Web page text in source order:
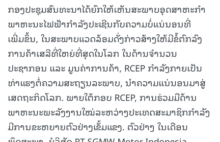
ກອງປະຊຸມສົນທະນາໄດ້ຍົກໃຫ້ເຫັນສະພາບອຸດສາຫະກຳ
ພາຫະນະໄຟຟ້າກໍາລັງປະເຊີນກັບຄວາມບໍ່ແນ່ນອນທີ່
ເພີ່ມຂຶ້ນ, ໃນສະພາບແວດລ້ອມດັ່ງກ່າວສ້າງໃຫ້ມີຂໍ້ຕົກລົງ
ການຄ້າເສລີທີ່ໃຫຍ່ທີ່ສຸດໃນໂລກ ໃນດ້ານຈໍານວນ
ປະຊາກອນ ແລະ ມູນຄ່າການຄ້າ, RCEP ກຳລັງກາຍເປັນ
ທ່າແຮງຕໍ່ຄວາມສະຖຽນລະພາບ, ນຳຄວາມແນ່ນອນມາສູ່
ເສດຖະກິດໂລກ. ພາຍໃຕ້ກອບ RCEP, ການຮ່ວມມືດ້ານ
ພາຫະນະພະລັງງານໃໝ່ລະຫວ່າງປະເທດສະມາຊິກກຳລັງ
ມີການຂະຫຍາຍຕົວຢ່າງເຂັ້ມແຂງ. ຕົວຢ່າງ ໃນເດືອນ